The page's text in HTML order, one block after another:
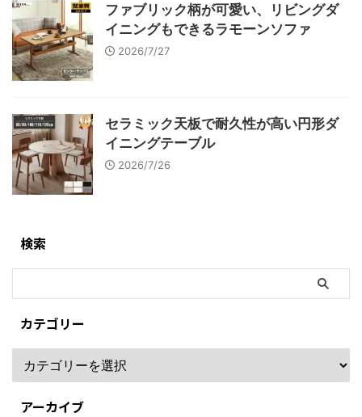
ファブリック柄が可愛い、リビングダ
イニングもできるラモーンソファ
2026/7/27
セラミック天板で耐久性が高い円形ダ
イニングテーブル
2026/7/26
検索
カテゴリー
アーカイブ